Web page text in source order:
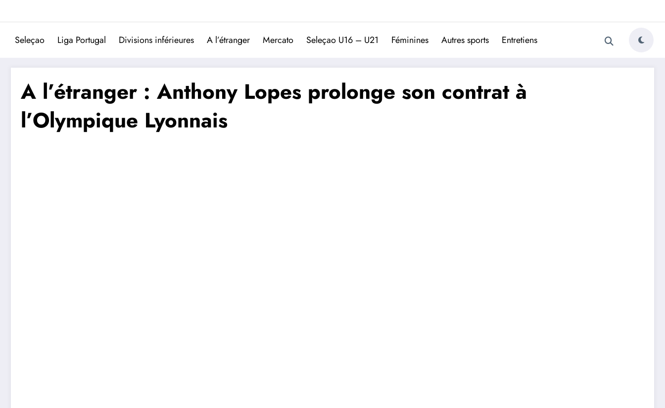
Trivela
L'actualité du football portugais
Seleçao Liga Portugal Divisions inférieures A l’étranger Mercato Seleçao U16 – U21 Féminines Autres sports Entretiens
A l’étranger : Anthony Lopes prolonge son contrat à
l’Olympique Lyonnais